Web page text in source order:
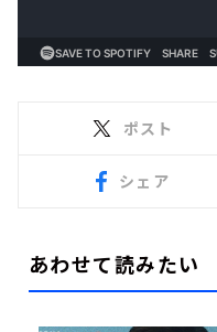
ポスト
シェア
あわせて読みたい